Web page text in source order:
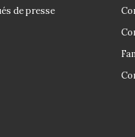
de presse